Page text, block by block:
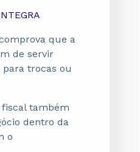
que a
de servir
trocas ou
também
dentro da
o